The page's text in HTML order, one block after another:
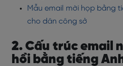
Mẫu email mời họp bằng
cho dân công sở
2. Cấu trúc email
hồi bằng tiếng